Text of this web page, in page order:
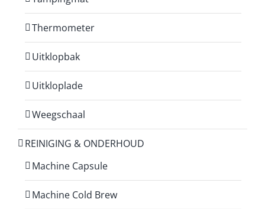
Thermometer
Uitklopbak
Uitkloplade
Weegschaal
REINIGING & ONDERHOUD
Machine Capsule
Machine Cold Brew